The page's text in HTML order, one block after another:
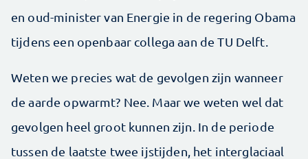
en oud-minister van Energie in de regering Obama
tijdens een openbaar collega aan de TU Delft.
Weten we precies wat de gevolgen zijn wanneer
de aarde opwarmt? Nee. Maar we weten wel dat
gevolgen heel groot kunnen zijn. In de periode
tussen de laatste twee ijstijden, het interglaciaal